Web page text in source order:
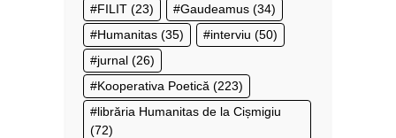
FILIT (23) Gaudeamus (34)
Humanitas (35) interviu (50)
jurnal (26)
Kooperativa Poetică (223)
librăria Humanitas de la Cișmigiu
(72)